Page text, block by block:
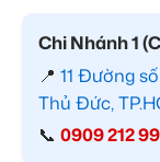
Chi Nhánh 1
📍 11 Đường
Thủ Đức,
📞 0909 212